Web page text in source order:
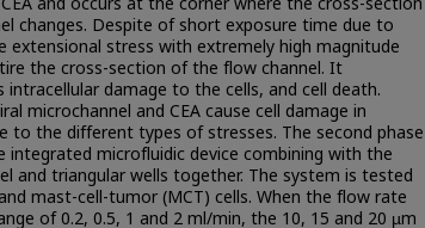
changes. Despite of short exposure time due to
extensional stress with extremely high magnitude
the cross-section of the flow channel. It
intracellular damage to the cells, and cell death.
microchannel and CEA cause cell damage in
to the different types of stresses. The second phase
integrated microfluidic device combining with the
and triangular wells together. The system is tested
mast-cell-tumor (MCT) cells. When the flow rate
of 0.2, 0.5, 1 and 2 ml/min, the 10, 15 and 20 µm